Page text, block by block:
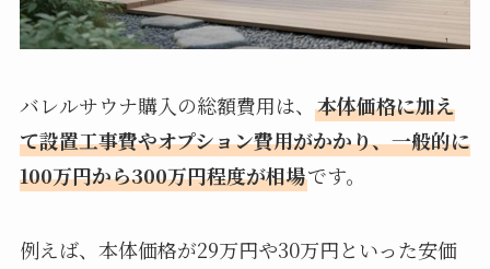
バレルサウナ購入の総額費用は、 本体価格に加え
て設置工事費やオプション費用がかかり、一般的に
100万円から300万円程度が相場です。
例えば、本体価格が29万円や30万円といった安価